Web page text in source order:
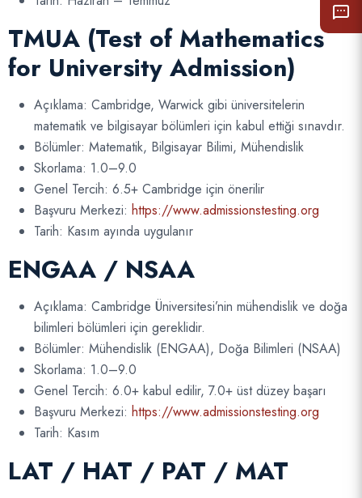
TMUA (Test of Mathematics
for University Admission)
Açıklama: Cambridge, Warwick gibi üniversitelerin
matematik ve bilgisayar bölümleri için kabul ettiği sınavdır.
Bölümler: Matematik, Bilgisayar Bilimi, Mühendislik
Skorlama: 1.0–9.0
Genel Tercih: 6.5+ Cambridge için önerilir
Başvuru Merkezi: https://www.admissionstesting.org
Tarih: Kasım ayında uygulanır
ENGAA / NSAA
Açıklama: Cambridge Üniversitesi’nin mühendislik ve doğa
bilimleri bölümleri için gereklidir.
Bölümler: Mühendislik (ENGAA), Doğa Bilimleri (NSAA)
Skorlama: 1.0–9.0
Genel Tercih: 6.0+ kabul edilir, 7.0+ üst düzey başarı
Başvuru Merkezi: https://www.admissionstesting.org
Tarih: Kasım
LAT / HAT / PAT / MAT